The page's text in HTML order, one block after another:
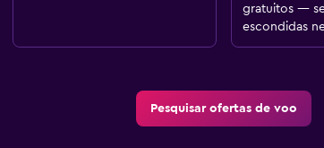
gratuitos —
escondidas
Pesquisar ofertas de voo